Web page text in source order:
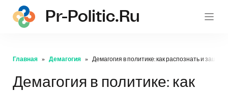
pr-
Pr-Politic.ru
Главная Демагогия Демагогия в политике: как распознать и
Демагогия в политике: как